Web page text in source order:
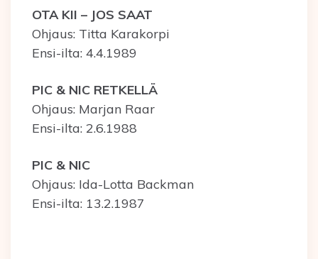
OTA KII – JOS SAAT
Ohjaus: Titta Karakorpi
Ensi-ilta: 4.4.1989
PIC & NIC RETKELLÄ
Ohjaus: Marjan Raar
Ensi-ilta: 2.6.1988
PIC & NIC
Ohjaus: Ida-Lotta Backman
Ensi-ilta: 13.2.1987